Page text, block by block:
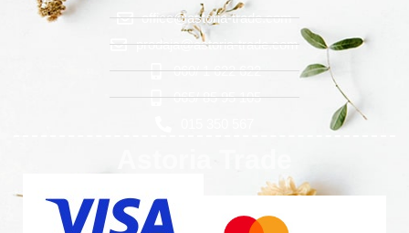
office@astoria-trade.com
prodaja@astoria-trade.com
060/ 1 622 622
065/ 85 95 105